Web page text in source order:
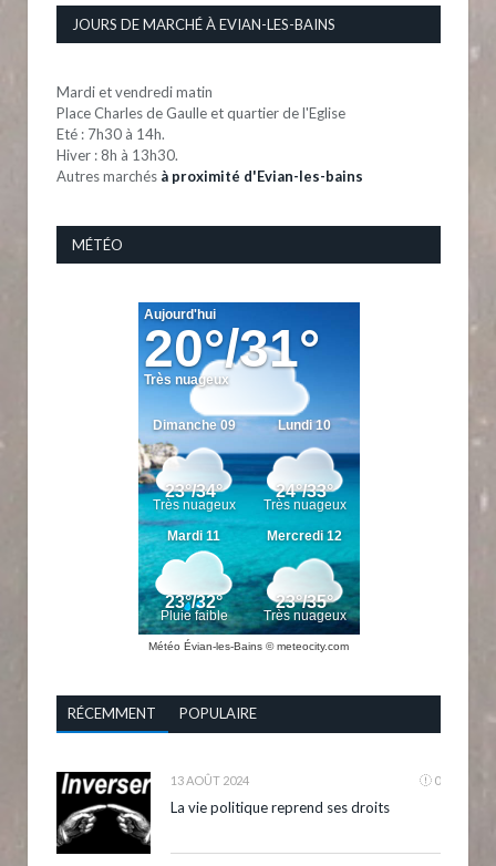
JOURS DE MARCHÉ À EVIAN-LES-BAINS
Mardi et vendredi matin
Place Charles de Gaulle et quartier de l'Eglise
Eté : 7h30 à 14h.
Hiver : 8h à 13h30.
Autres marchés à proximité d'Evian-les-bains
MÉTÉO
Météo Évian-les-Bains © meteocity.com
RÉCEMMENT POPULAIRE
13 AOÛT 2024 0
La vie politique reprend ses droits